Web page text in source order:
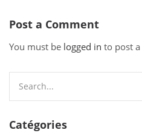
Post a Comment
You must be logged in to post
for:
Catégories